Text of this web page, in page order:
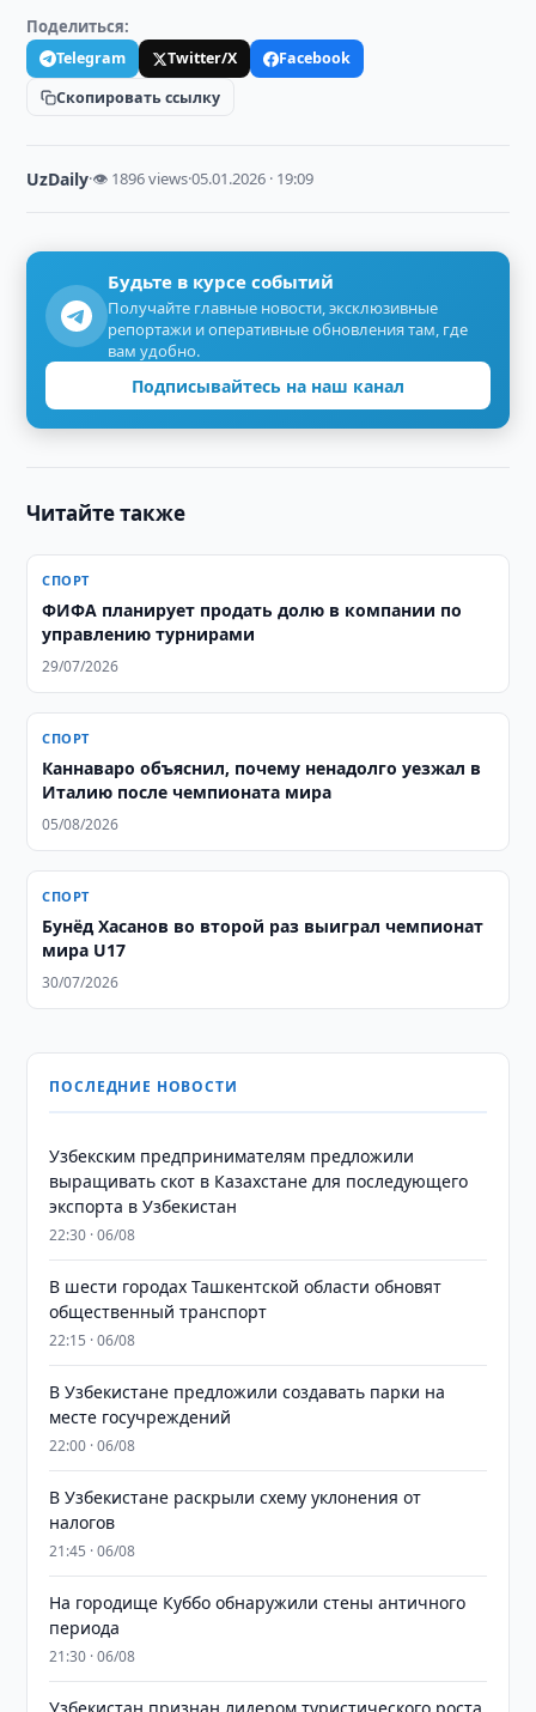
Поделиться:
Telegram Twitter/X
Facebook
Скопировать ссылку
UzDaily·👁 1896 views·05.01.2026 · 19:09
Будьте в курсе событий
Получайте главные новости, эксклюзивные
репортажи и оперативные обновления там, где
вам удобно.
Подписывайтесь на наш канал
Читайте также
СПОРТ
ФИФА планирует продать долю в компании по
управлению турнирами
29/07/2026
СПОРТ
Каннаваро объяснил, почему ненадолго уезжал в
Италию после чемпионата мира
05/08/2026
СПОРТ
Бунёд Хасанов во второй раз выиграл чемпионат
мира U17
30/07/2026
ПОСЛЕДНИЕ НОВОСТИ
Узбекским предпринимателям предложили
выращивать скот в Казахстане для последующего
экспорта в Узбекистан
22:30 · 06/08
В шести городах Ташкентской области обновят
общественный транспорт
22:15 · 06/08
В Узбекистане предложили создавать парки на
месте госучреждений
22:00 · 06/08
В Узбекистане раскрыли схему уклонения от
налогов
21:45 · 06/08
На городище Куббо обнаружили стены античного
периода
21:30 · 06/08